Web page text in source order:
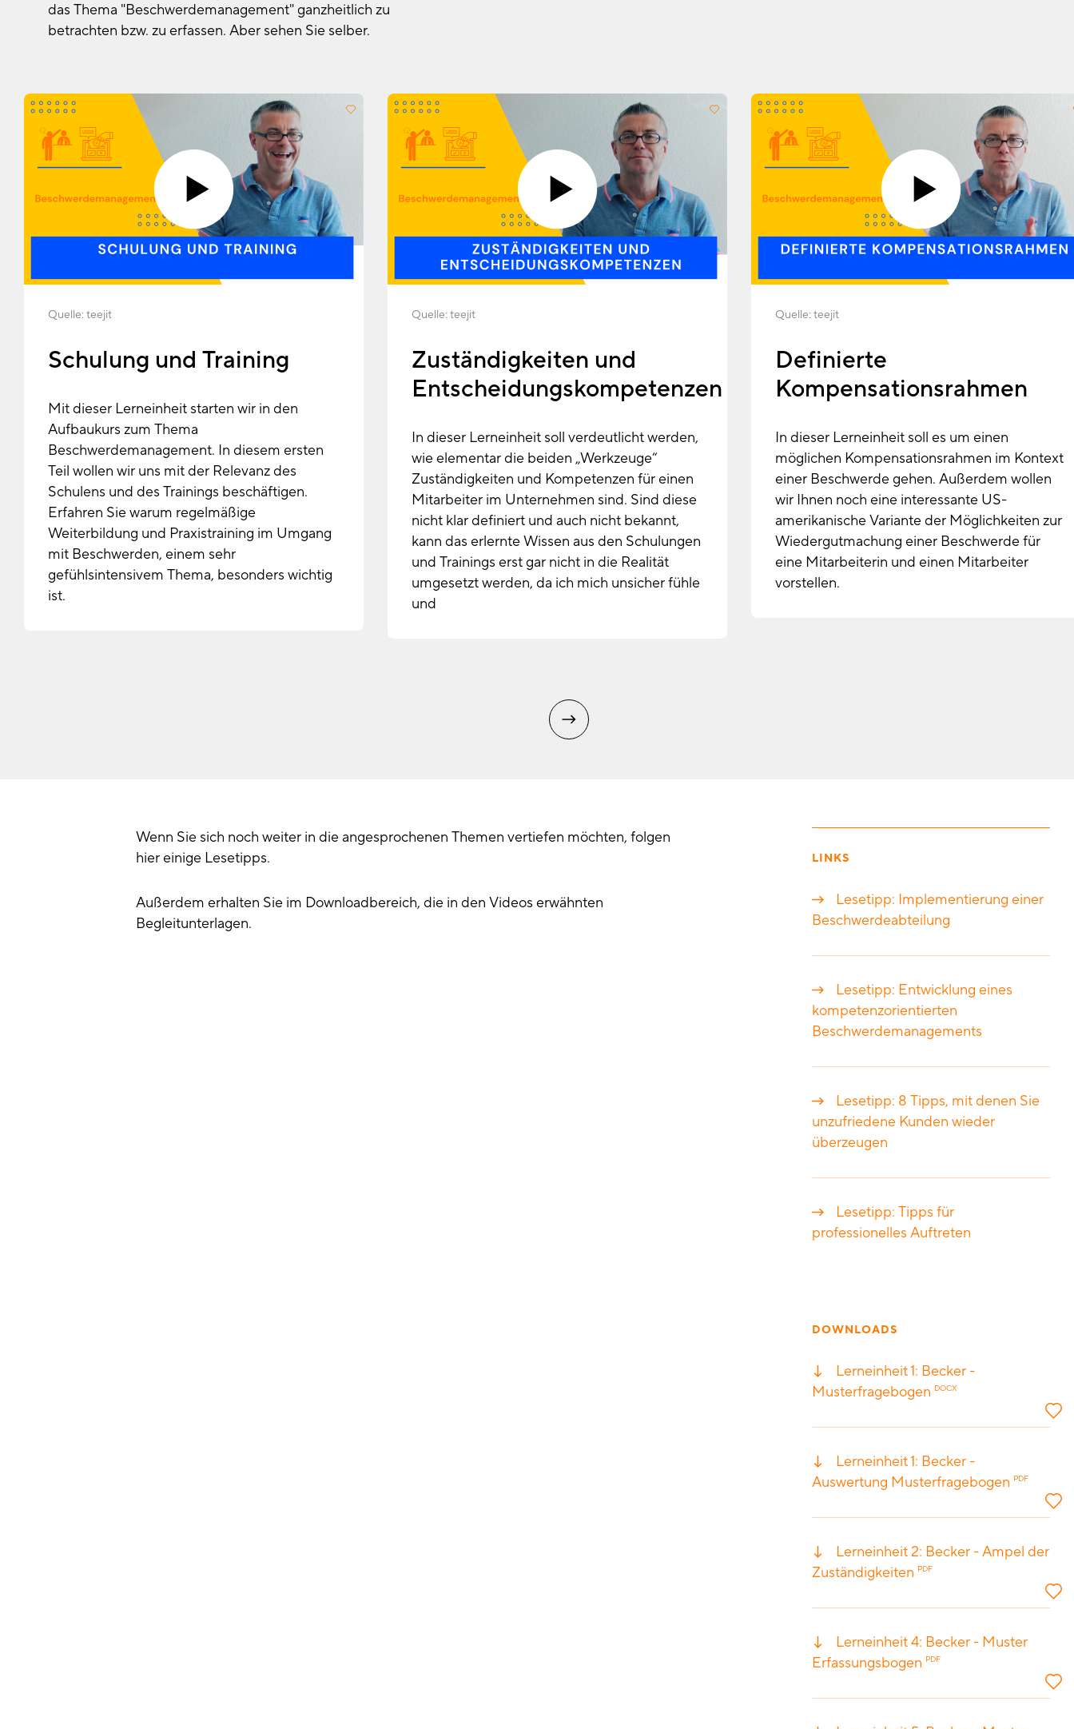
das Thema "Beschwerdemanagement" ganzheitlich zu
betrachten bzw. zu erfassen. Aber sehen Sie selber.
Quelle: teejit
Schulung und Training
Mit dieser Lerneinheit starten wir in den
Aufbaukurs zum Thema
Beschwerdemanagement. In diesem ersten
Teil wollen wir uns mit der Relevanz des
Schulens und des Trainings beschäftigen.
Erfahren Sie warum regelmäßige
Weiterbildung und Praxistraining im Umgang
mit Beschwerden, einem sehr
gefühlsintensivem Thema, besonders wichtig
ist.
Quelle: teejit
Zuständigkeiten und
Entscheidungskompetenzen
In dieser Lerneinheit soll verdeutlicht werden,
wie elementar die beiden „Werkzeuge“
Zuständigkeiten und Kompetenzen für einen
Mitarbeiter im Unternehmen sind. Sind diese
nicht klar definiert und auch nicht bekannt,
kann das erlernte Wissen aus den Schulungen
und Trainings erst gar nicht in die Realität
umgesetzt werden, da ich mich unsicher fühle
und
Quelle: teejit
Definierte
Kompensationsrahmen
In dieser Lerneinheit soll es um einen
möglichen Kompensationsrahmen im Kontext
einer Beschwerde gehen. Außerdem wollen
wir Ihnen noch eine interessante US-
amerikanische Variante der Möglichkeiten zur
Wiedergutmachung einer Beschwerde für
eine Mitarbeiterin und einen Mitarbeiter
vorstellen.
Wenn Sie sich noch weiter in die angesprochenen Themen vertiefen möchten, folgen
hier einige Lesetipps.
Außerdem erhalten Sie im Downloadbereich, die in den Videos erwähnten
Begleitunterlagen.
LINKS
Lesetipp: Implementierung einer
Beschwerdeabteilung
Lesetipp: Entwicklung eines
kompetenzorientierten
Beschwerdemanagements
Lesetipp: 8 Tipps, mit denen Sie
unzufriedene Kunden wieder
überzeugen
Lesetipp: Tipps für
professionelles Auftreten
DOWNLOADS
Lerneinheit 1: Becker -
Musterfragebogen DOCX
Lerneinheit 1: Becker -
Auswertung Musterfragebogen PDF
Lerneinheit 2: Becker - Ampel der
Zuständigkeiten PDF
Lerneinheit 4: Becker - Muster
Erfassungsbogen PDF